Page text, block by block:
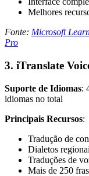
Melhores
Fonte: Microsoft
Pro
3. iTranslate
Suporte de Idiomas:
idiomas no total
Principais Recursos:
Tradução de
Dialetos
Traduções de
Mais de 250